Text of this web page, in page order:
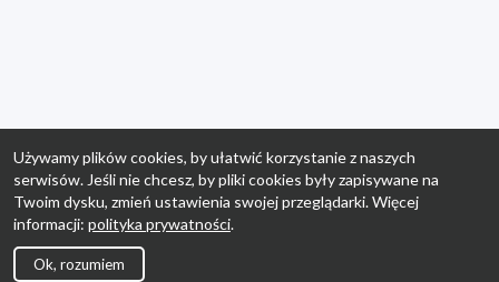
Używamy plików cookies, by ułatwić korzystanie z naszych
serwisów. Jeśli nie chcesz, by pliki cookies były zapisywane na
Twoim dysku, zmień ustawienia swojej przeglądarki. Więcej
informacji: polityka prywatności.
Ok, rozumiem